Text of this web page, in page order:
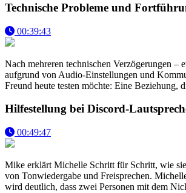
Technische Probleme und
00:39:43
Nach mehreren technischen Verzögerungen
aufgrund von Audio-Einstellungen und
Freund heute testen möchte: Eine Beziehung,
Hilfestellung bei Discord-
00:49:47
Mike erklärt Michelle Schritt für Schritt, wie
von Tonwiedergabe und Freisprechen.
wird deutlich, dass zwei Personen mit dem